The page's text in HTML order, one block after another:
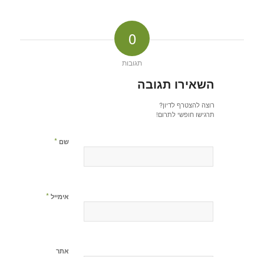
0
תגובות
השאירו תגובה
רוצה להצטרף לדיון?
תרגישו חופשי לתרום!
שם *
אימייל *
אתר